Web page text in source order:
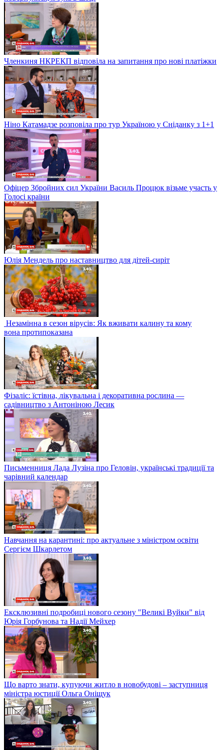
Членкиня НКРЕКП відповіла на запитання про нові платіжки
Ніно Катамадзе розповіла про тур Україною у Сніданку з 1+1
Офіцер Збройних сил України Василь Процюк візьме участь у
Голосі країни
Юлія Мендель про наставництво для дітей-сиріт
Незамінна в сезон вірусів: Як вживати калину та кому
вона протипоказана
Фізаліс: їстівна, лікувальна і декоративна рослина —
садівництво з Антоніною Лесик
Письменниця Лада Лузіна про Геловін, українські традиції та
чарівний календар
Навчання на карантині: про актуальне з міністром освіти
Сергієм Шкарлетом
Ексклюзивні подробиці нового сезону "Великі Вуйки" від
Юрія Горбунова та Надії Мейхер
Що варто знати, купуючи житло в новобудові – заступниця
міністра юстиції Ольга Оніщук